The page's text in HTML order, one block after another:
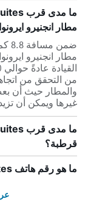
مطار انجنيرو
مطار انجنيرو
من التحقق من
والمطار حيث أن
غيرها ويمكن أن
قرطبة؟
ما هو رقم هاتف Onas Hostel & Suites؟